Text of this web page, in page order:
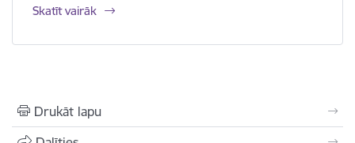
Skatīt vairāk
Drukāt lapu